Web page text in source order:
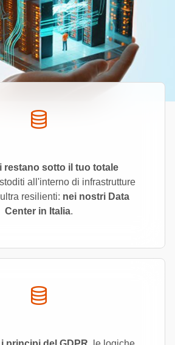
restano sotto il tuo totale
all'interno di infrastrutture
resilienti: nei nostri Data
Center in Italia.